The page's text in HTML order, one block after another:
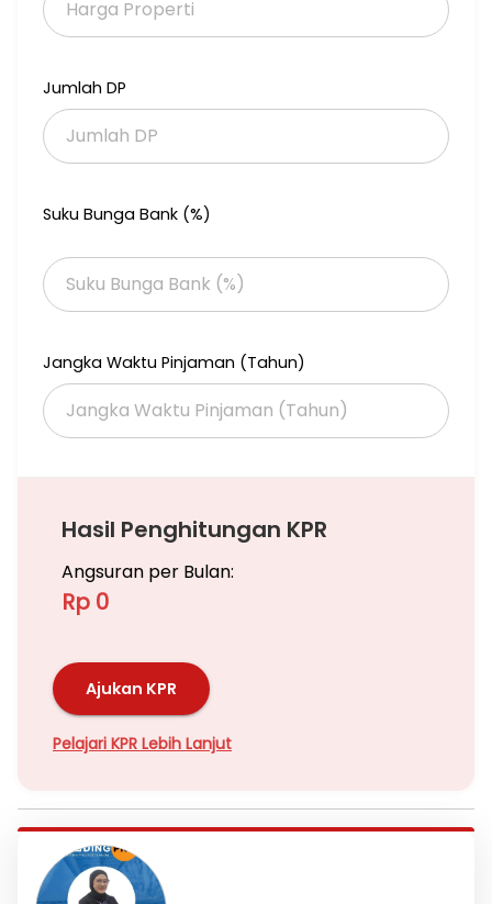
Dkt pintu Tol Cileungsi
PAT 010126
Jumlah DP
Suku Bunga Bank (%)
Jangka Waktu Pinjaman (Tahun)
Hasil Penghitungan KPR
Angsuran per Bulan:
Rp 0
Ajukan KPR
Pelajari KPR Lebih Lanjut